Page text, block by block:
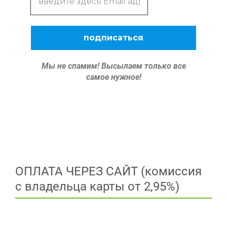
Мы не спамим! Высылаем только все
самое нужное!
ОПЛАТА ЧЕРЕЗ САЙТ (комиссия
с владельца карты от 2,95%)